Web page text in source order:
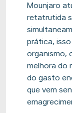
Mounjaro
retatrutida
prática,
organismo,
melhora do
do gasto
que vem